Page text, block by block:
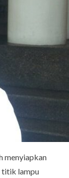
menyiapkan
titik lampu